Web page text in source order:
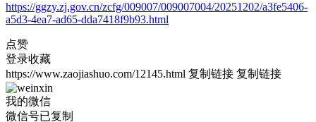
https://ggzy.zj.gov.cn/zcfg/009007/009007004/20251202/a3fe5406-
a5d3-4ea7-ad65-dda7418f9b93.html
点赞
登录收藏
https://www.zaojiashuo.com/12145.html 复制链接 复制链接
我的微信
微信号已复制